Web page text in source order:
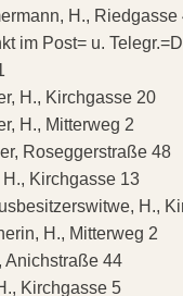
H., Riedgasse
im Post= u.
H., Kirchgasse 20
H., Mitterweg 2
Roseggerstraße 48
Kirchgasse 13
H.,
H., Mitterweg 2
44
Kirchgasse 5